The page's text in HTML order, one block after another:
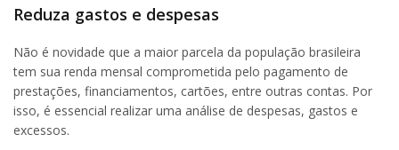
Reduza gastos e despesas
Não é novidade que a maior parcela da população brasileira
tem sua renda mensal comprometida pelo pagamento de
prestações, financiamentos, cartões, entre outras contas. Por
isso, é essencial realizar uma análise de despesas, gastos e
excessos.